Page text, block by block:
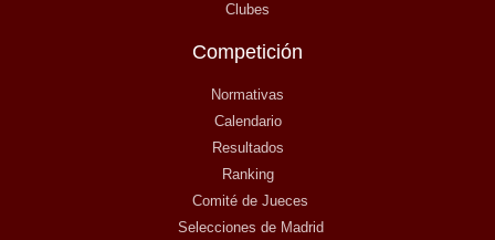
Clubes
Competición
Normativas
Calendario
Resultados
Ranking
Comité de Jueces
Selecciones de Madrid